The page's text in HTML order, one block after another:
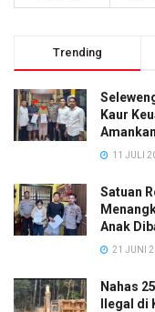
Trending
Kaur
11 JULI
Satuan
Anak
21 JUNI
Nahas
Ilegal di